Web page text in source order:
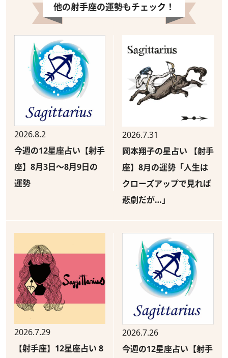
他の射手座の運勢もチェック！
2026.8.2
今週の12星座占い【射手
座】8月3日～8月9日の
運勢
2026.7.31
岡本翔子の星占い 【射手
座】8月の運勢「人生は
クローズアップで見れば
悲劇だが…」
2026.7.29
【射手座】12星座占い 8
2026.7.26
今週の12星座占い【射手